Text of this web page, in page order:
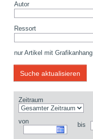
Autor
Ressort
nur Artikel mit Grafikanhang
Zeitraum
von bis